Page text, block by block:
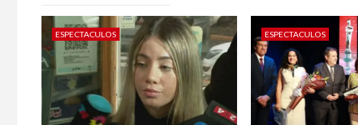
ESPECTACULOS ESPECTACULOS